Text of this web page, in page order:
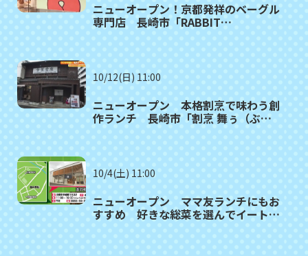
ニューオープン！京都発祥のベーグル
専門店 長崎市「RABBIT
10/12(日) 11:00
ニューオープン 本格割烹で味わう創
作ランチ 長崎市「割烹 舞ぅ（ぶ
10/4(土) 11:00
ニューオープン ママ友ランチにもお
すすめ 好きな総菜を選んでイートイ